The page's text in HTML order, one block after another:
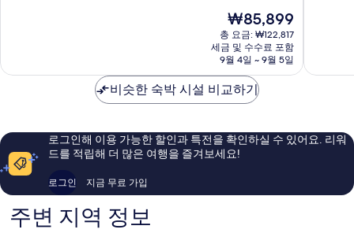
Ungasan
현
재
요
금
₩85,899
₩85,899
총 요금: ₩122,817
세금 및 수수료 포함
9월 4일 ~ 9월 5일
좋
용
후
비슷한 숙박 시설 비교하기
로그인해 이용 가능한 할인과 특전을 확인하실 수 있어요. 리워
드를 적립해 더 많은 여행을 즐겨보세요!
로그인 지금 무료 가입
주변 지역 정보